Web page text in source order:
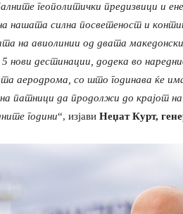
геополитички предизвици и
нашата силна посветеност и
на авиолинии од двата македонски
нови дестинации, додека во
аеродрома, со што годинава ќе
патници да продолжи до крајот на
години“, изјави Неџат Курт,